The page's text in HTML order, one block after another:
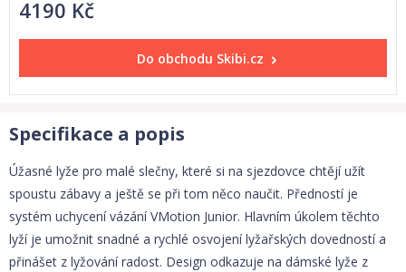
4190 Kč
Do obchodu Skibi.cz
Specifikace a popis
Úžasné lyže pro malé slečny, které si na sjezdovce chtějí užít
spoustu zábavy a ještě se při tom něco naučit. Předností je
systém uchycení vázání VMotion Junior. Hlavním úkolem těchto
lyží je umožnit snadné a rychlé osvojení lyžařských dovedností a
přinášet z lyžování radost. Design odkazuje na dámské lyže z